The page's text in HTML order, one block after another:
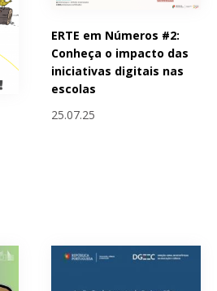
ERTE em Números #2:
Conheça o impacto das
iniciativas digitais nas
escolas
25.07.25